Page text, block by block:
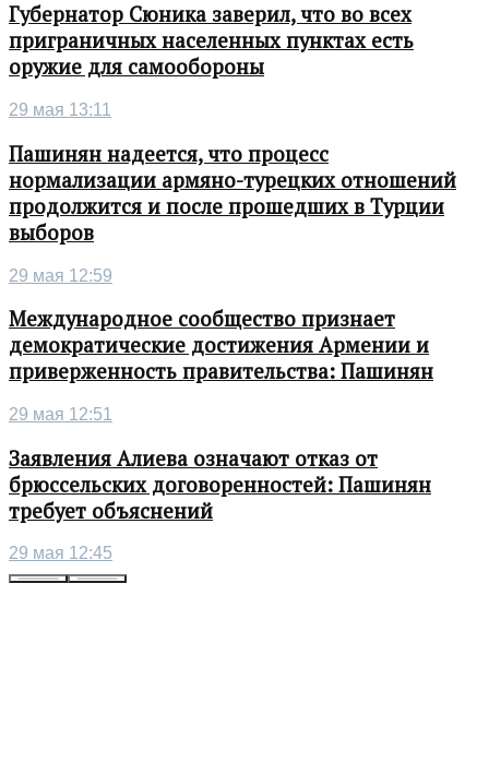
Губернатор Сюника заверил, что во всех
приграничных населенных пунктах есть
оружие для самообороны
29 мая 13:11
Пашинян надеется, что процесс
нормализации армяно-турецких отношений
продолжится и после прошедших в Турции
выборов
29 мая 12:59
Международное сообщество признает
демократические достижения Армении и
приверженность правительства: Пашинян
29 мая 12:51
Заявления Алиева означают отказ от
брюссельских договоренностей: Пашинян
требует объяснений
29 мая 12:45